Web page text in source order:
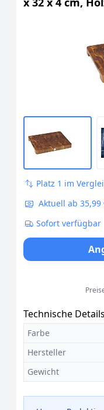
Küchenbrett,
Platz 1 im
Aktuell ab 35,99
Sofort verfügbar
Technische Details
Farbe
Hersteller
Gewicht